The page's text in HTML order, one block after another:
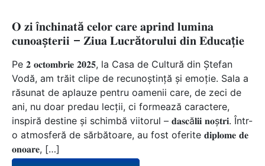
𝐎 𝐳𝐢 î𝐧𝐜𝐡𝐢𝐧𝐚𝐭ă 𝐜𝐞𝐥𝐨𝐫 𝐜𝐚𝐫𝐞 𝐚𝐩𝐫𝐢𝐧𝐝 𝐥𝐮𝐦𝐢𝐧𝐚
𝐜𝐮𝐧𝐨𝐚ș𝐭𝐞𝐫𝐢𝐢 – 𝐙𝐢𝐮𝐚 𝐋𝐮𝐜𝐫ă𝐭𝐨𝐫𝐮𝐥𝐮𝐢 𝐝𝐢𝐧 𝐄𝐝𝐮𝐜𝐚ț𝐢𝐞
Pe 𝟐 𝐨𝐜𝐭𝐨𝐦𝐛𝐫𝐢𝐞 𝟐𝟎𝟐𝟓, la Casa de Cultură din Ștefan
Vodă, am trăit clipe de recunoștință și emoție. Sala a
răsunat de aplauze pentru oamenii care, de zeci de
ani, nu doar predau lecții, ci formează caractere,
inspiră destine și schimbă viitorul – 𝐝𝐚𝐬𝐜ă𝐥𝐢𝐢 𝐧𝐨ș𝐭𝐫𝐢. Într-
o atmosferă de sărbătoare, au fost oferite 𝐝𝐢𝐩𝐥𝐨𝐦𝐞 𝐝𝐞
𝐨𝐧𝐨𝐚𝐫𝐞, […]